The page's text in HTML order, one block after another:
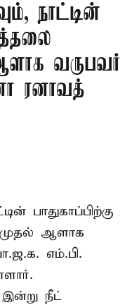
நாட்டின்
வருபவர்
ரனாவத்
பாதுகாப்பிற்கு
முதல் ஆளாக
எம்.பி.
நீட்